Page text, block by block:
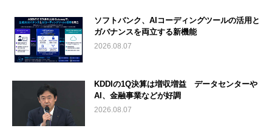
ソフトバンク、AIコーディングツールの活用と
ガバナンスを両立する新機能
2026.08.07
KDDIの1Q決算は増収増益 データセンターや
AI、金融事業などが好調
2026.08.07